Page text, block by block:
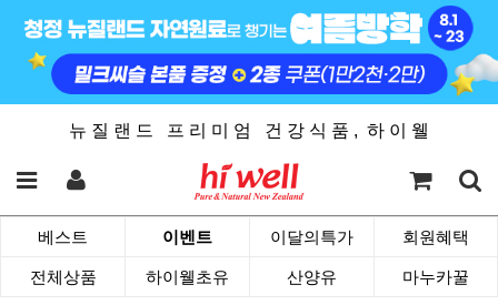
뉴 질 랜 드 프 리 미 엄 건 강 식 품 , 하 이 웰
베스트 이벤트 이달의특가 회원혜택
전체상품 하이웰초유 산양유 마누카꿀